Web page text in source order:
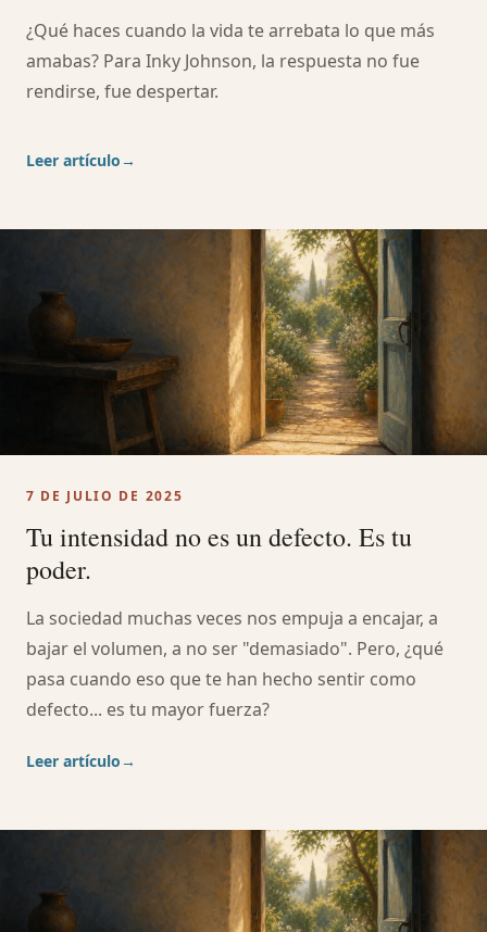
¿Qué haces cuando la vida te arrebata lo que más
amabas? Para Inky Johnson, la respuesta no fue
rendirse, fue despertar.
Leer artículo→
7 DE JULIO DE 2025
Tu intensidad no es un defecto. Es tu
poder.
La sociedad muchas veces nos empuja a encajar, a
bajar el volumen, a no ser "demasiado". Pero, ¿qué
pasa cuando eso que te han hecho sentir como
defecto... es tu mayor fuerza?
Leer artículo→